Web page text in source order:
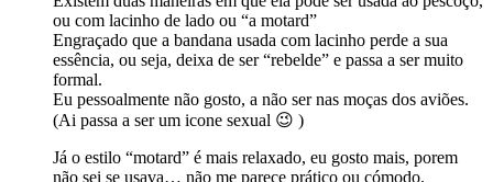
ou com lacinho de lado ou “a motard”
Engraçado que a bandana usada com lacinho perde a sua
essência, ou seja, deixa de ser “rebelde” e passa a ser muito
formal.
Eu pessoalmente não gosto, a não ser nas moças dos aviões.
(Ai passa a ser um icone sexual 😉 )
Já o estilo “motard” é mais relaxado, eu gosto mais, porem
não sei se usava… não me parece prático ou cómodo.